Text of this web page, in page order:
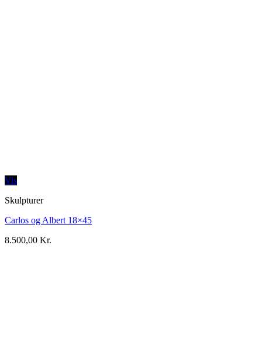
Vis
Skulpturer
Carlos og Albert 18×45
8.500,00 Kr.